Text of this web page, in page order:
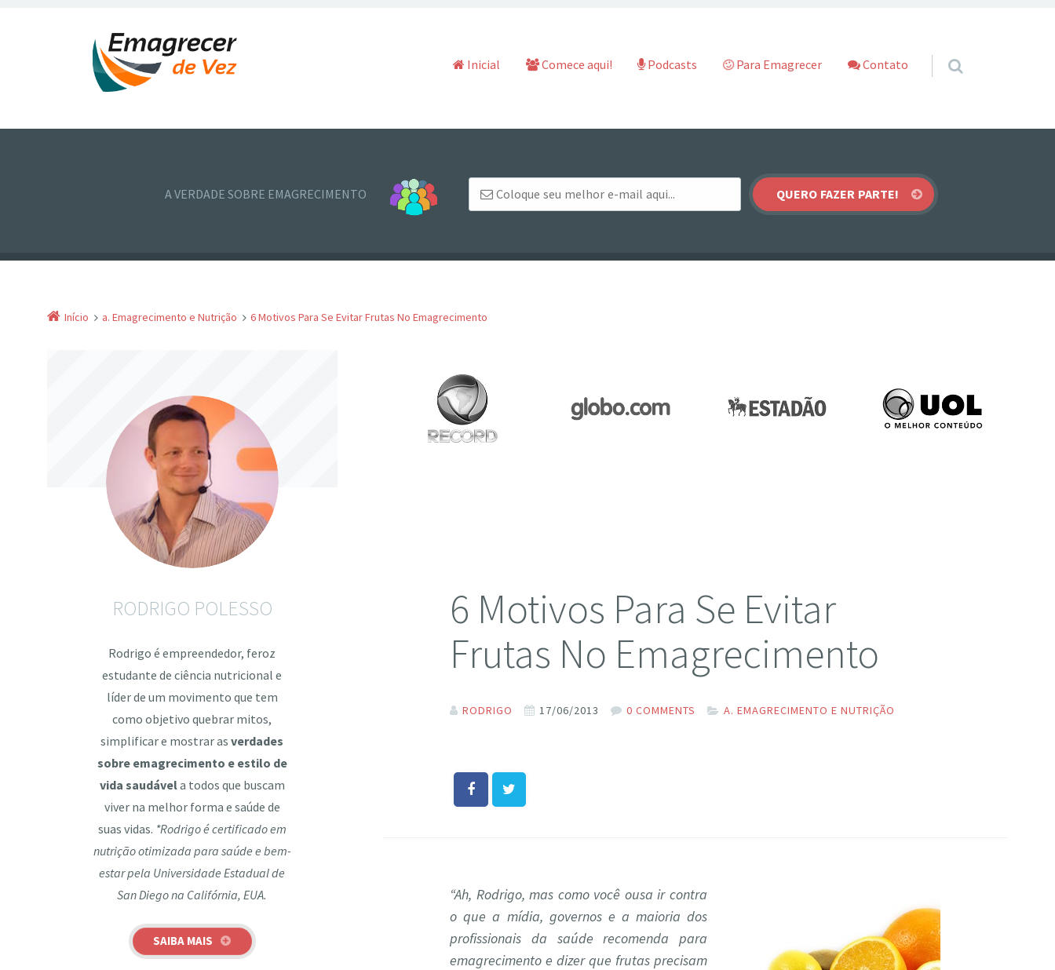
Pular para o conteúdo
Inicial Comece aqui! Podcasts Para Emagrecer Contato
A VERDADE SOBRE EMAGRECIMENTO
Início a. Emagrecimento e Nutrição 6 Motivos Para Se Evitar Frutas No Emagrecimento
6 Motivos Para Se Evitar
Frutas No Emagrecimento
RODRIGO 17/06/2013 0 COMMENTS A. EMAGRECIMENTO E NUTRIÇÃO
“Ah, Rodrigo, mas como você ousa ir contra
o que a mídia, governos e a maioria dos
profissionais da saúde recomenda para
emagrecimento e dizer que frutas precisam
RODRIGO POLESSO
Rodrigo é empreendedor, feroz
estudante de ciência nutricional e
líder de um movimento que tem
como objetivo quebrar mitos,
simplificar e mostrar asverdades
sobre emagrecimento e estilo de
vida saudávela todos que buscam
viver na melhor forma e saúde de
suas vidas. *Rodrigo é certificado em
nutrição otimizada para saúde e bem-
estar pela Universidade Estadual de
San Diego na Califórnia, EUA.
SAIBA MAIS